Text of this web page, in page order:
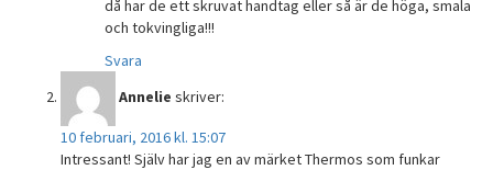
då har de ett skruvat handtag eller så är de höga, smala
och tokvingliga!!!
Svara
Annelie skriver:
10 februari, 2016 kl. 15:07
Intressant! Själv har jag en av märket Thermos som funkar